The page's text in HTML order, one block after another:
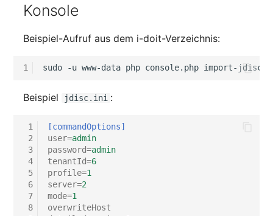
Konsole
Beispiel-Aufruf aus dem i-doit-Verzeichnis:
1 sudo -u www-data php console.php import-jdisc
Beispiel jdisc.ini :
1
2
3
4
5
6
7
8
[commandOptions]
user=admin
password=admin
tenantId=6
profile=1
server=2
mode=1
overwriteHost